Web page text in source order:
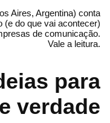
Aires, Argentina) conta
(e do que vai acontecer)
de comunicação.
Vale a leitura.
para
verdade